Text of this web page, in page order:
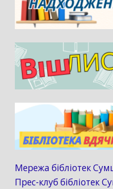
Мережа бібліотек
Прес-клуб бібліотек